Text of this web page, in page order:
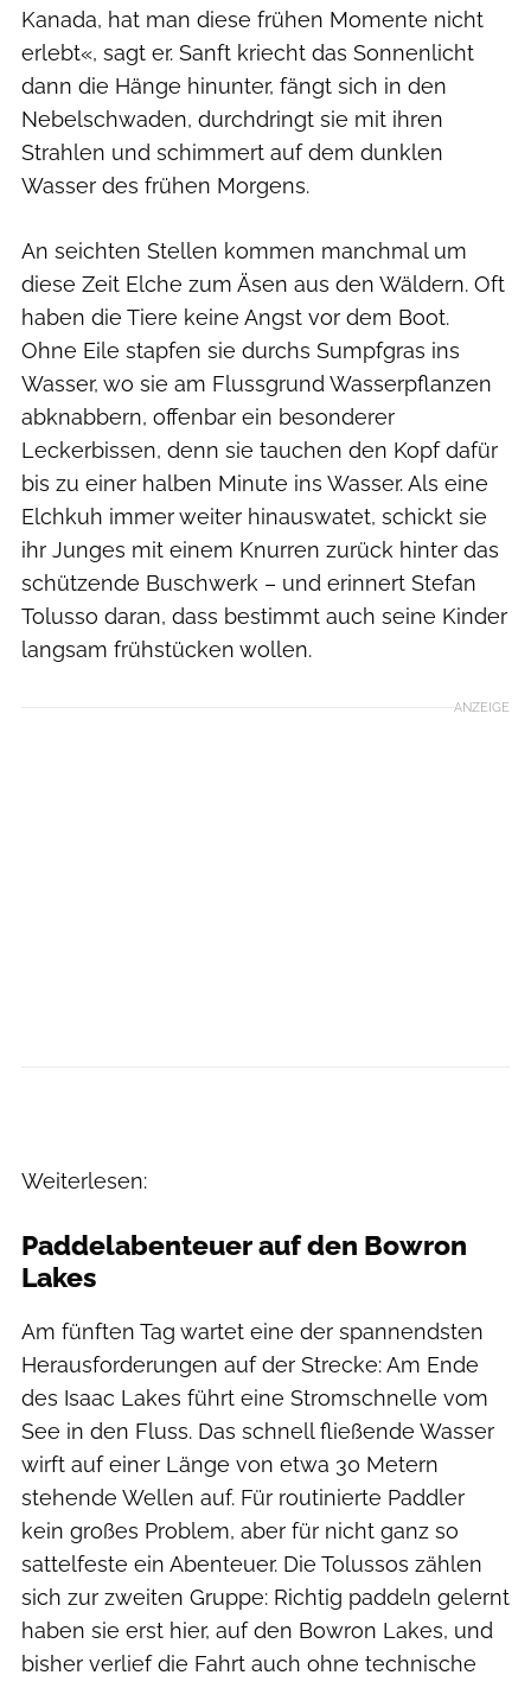
Kanada, hat man diese frühen Momente nicht
erlebt«, sagt er. Sanft kriecht das Sonnenlicht
dann die Hänge hinunter, fängt sich in den
Nebelschwaden, durchdringt sie mit ihren
Strahlen und schimmert auf dem du­nklen
Wasser des frühen Morgens.
An seichten Stellen kommen manchmal um
diese Zeit Elche zum Äsen aus den Wäldern. Oft
haben die Tiere keine Angst vor dem Boot.
Ohne Eile stapfen sie durchs Sumpfgras ins
Wasser, wo sie am Flussgrund Wasserpflanzen
abknabbern, offenbar ein besonderer
Leckerbissen, denn sie tauchen den Kopf dafür
bis zu einer halben Minute ins Wasser. Als eine
Elchkuh immer weiter hinauswatet, schickt sie
ihr Junges mit einem Knurren zurück hinter das
schützende Buschwerk – und erinnert Stefan
Tolusso daran, dass bestimmt auch seine Kinder
langsam frühstücken wollen.
ANZEIGE
Weiterlesen:
Paddelabenteuer auf den Bowron
Lakes
Am fünften Tag wartet eine der spannendsten
Herausforderungen auf der Strecke: Am Ende
des Isaac Lakes führt eine Stromschnelle vom
See in den Fluss. Das schnell fließende Wasser
wirft auf einer Länge von etwa 30 Metern
stehende Wellen auf. Für routinierte Paddler
kein großes Problem, aber für nicht ganz so
sattelfeste ein Abenteuer. Die Tolussos zählen
sich zur zweiten Gruppe: Richtig paddeln gelernt
haben sie erst hier, auf den Bowron Lakes, und
bisher verlief die Fahrt auch ohne technische